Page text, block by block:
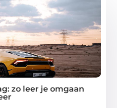
zo leer je omgaan